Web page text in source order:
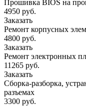
Прошивка BIOS на
4950 руб.
Заказать
Ремонт корпусных
4800 руб.
Заказать
Ремонт электронных
11265 руб.
Заказать
Сборка-разборка,
разъемах
3300 руб.